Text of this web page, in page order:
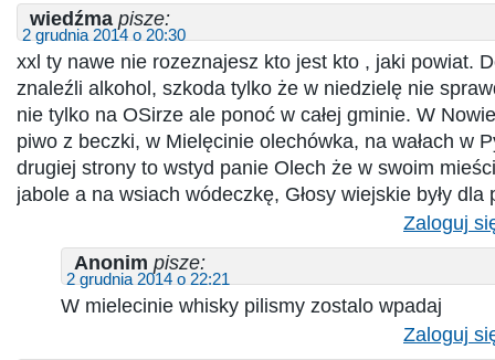
wiedźma pisze:
2 grudnia 2014 o 20:30
xxl ty nawe nie rozeznajesz kto jest kto , jaki powiat.
znaleźli alkohol, szkoda tylko że w niedzielę nie
nie tylko na OSirze ale ponoć w całej gminie. W
piwo z beczki, w Mielęcinie olechówka, na wałach w
drugiej strony to wstyd panie Olech że w swoim
jabole a na wsiach wódeczkę, Głosy wiejskie były dla
Zaloguj
Anonim pisze:
2 grudnia 2014 o 22:21
W mielecinie whisky pilismy zostalo wpadaj
Zaloguj